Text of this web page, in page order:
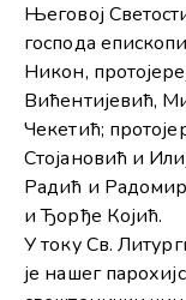
Његовој
господа
Никон,
Вићентијевић,
Чекетић;
Стојановић и
Радић и
и Ђорђе Којић.
У току Св.
је нашег